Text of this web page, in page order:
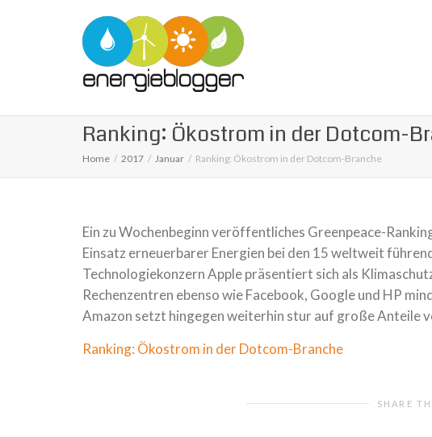
Ranking: Ökostrom in der Dotcom-
Home 2017 Januar Ranking: Ökostrom in der Dotcom-Branche
Ein zu Wochenbeginn veröffentliches Greenpeace-
Einsatz erneuerbarer Energien bei den 15 weltweit
Technologiekonzern Apple präsentiert sich als
Rechenzentren ebenso wie Facebook, Google und HP
Amazon setzt hingegen weiterhin stur auf große Anteile
Ranking: Ökostrom in der Dotcom-Branche
SHARE